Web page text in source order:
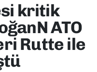
kritik
ATO
Rutte ile